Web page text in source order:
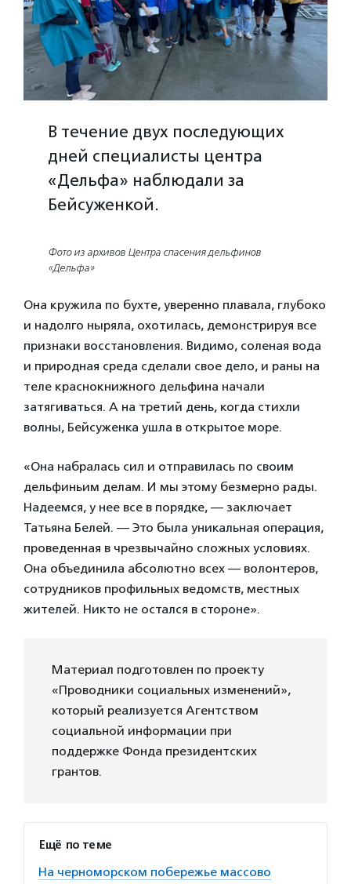
В течение двух последующих
дней специалисты центра
«Дельфа» наблюдали за
Бейсуженкой.
Фото из архивов Центра спасения дельфинов
«Дельфа»
Она кружила по бухте, уверенно плавала, глубоко
и надолго ныряла, охотилась, демонстрируя все
признаки восстановления. Видимо, соленая вода
и природная среда сделали свое дело, и раны на
теле краснокнижного дельфина начали
затягиваться. А на третий день, когда стихли
волны, Бейсуженка ушла в открытое море.
«Она набралась сил и отправилась по своим
дельфиньим делам. И мы этому безмерно рады.
Надеемся, у нее все в порядке, — заключает
Татьяна Белей. — Это была уникальная операция,
проведенная в чрезвычайно сложных условиях.
Она объединила абсолютно всех — волонтеров,
сотрудников профильных ведомств, местных
жителей. Никто не остался в стороне».
Материал подготовлен по проекту
«Проводники социальных изменений»,
который реализуется Агентством
социальной информации при
поддержке Фонда президентских
грантов.
Ещё по теме
На черноморском побережье массово